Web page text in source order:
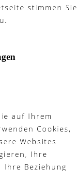
stimmen
auf Ihrem
Cookies,
Websites
Ihre
Beziehung